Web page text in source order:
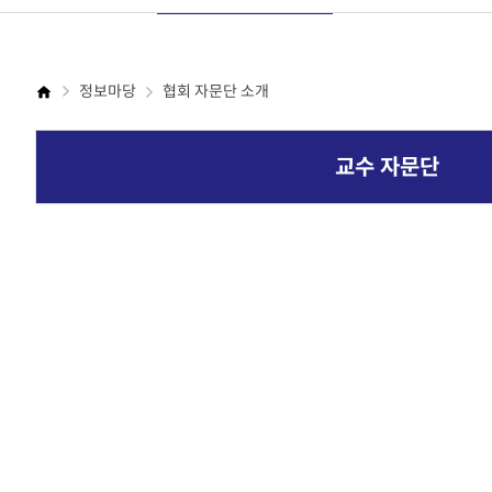
정보마당 협회 자문단 소개
교수 자문단